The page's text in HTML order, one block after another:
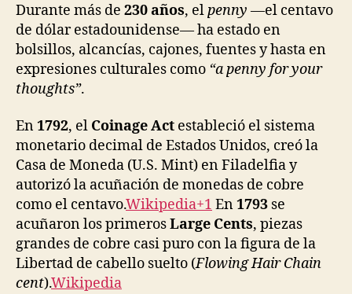
Durante más de 230 años, elpenny —el centavo
de dólar estadounidense— ha estado en
bolsillos, alcancías, cajones, fuentes y hasta en
expresiones culturales como “a penny for your
thoughts”.
En1792, el Coinage Act estableció el sistema
monetario decimal de Estados Unidos, creó la
Casa de Moneda (U.S. Mint) en Filadelfia y
autorizó la acuñación de monedas de cobre
como el centavo.Wikipedia+1 En1793 se
acuñaron los primerosLarge Cents, piezas
grandes de cobre casi puro con la figura de la
Libertad de cabello suelto (Flowing Hair Chain
cent).Wikipedia